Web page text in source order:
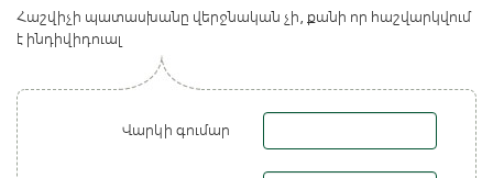
Հաշվիչի պատասխանը վերջնական չի, քանի որ հաշվարկվում
է ինդիվիդուալ
Վարկի գումար